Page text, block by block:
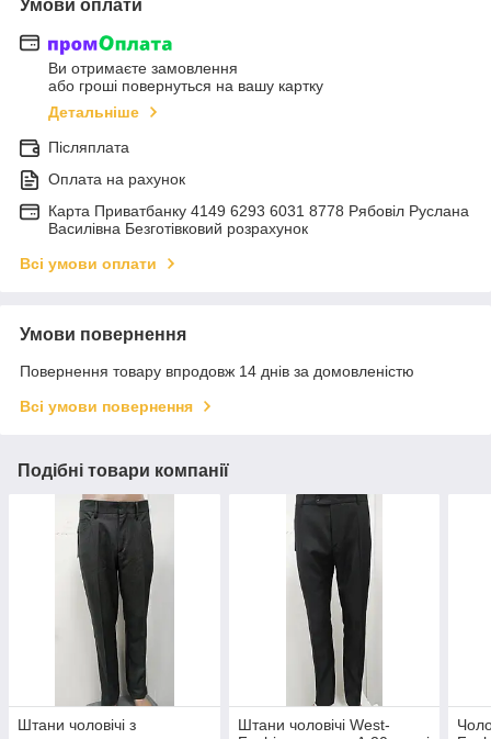
Умови оплати
Ви отримаєте замовлення
або гроші повернуться на вашу картку
Детальніше
Післяплата
Оплата на рахунок
Карта Приватбанку 4149 6293 6031 8778 Рябовіл Руслана
Василівна Безготівковий розрахунок
Всі умови оплати
Умови повернення
Повернення товару впродовж 14 днів за домовленістю
Всі умови повернення
Подібні товари компанії
Штани чоловічі з
Штани чоловічі West-